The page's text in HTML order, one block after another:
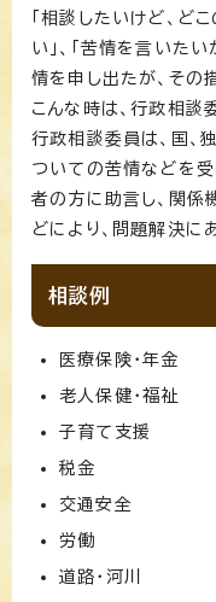
「相談したいけど、
い」、「苦情を言いた
情を申し出たが、その
こんな時は、行政相談
行政相談委員は、国、
ついての苦情などを
者の方に助言し、関係
どにより、問題解決に
相談例
医療保険・年金
老人保健・福祉
子育て支援
税金
交通安全
労働
道路・河川